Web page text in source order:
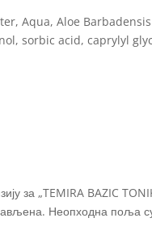
Aqua, Aloe
sorbic acid, caprylyl
за „TEMIRA BAZIC
Неопходна поља